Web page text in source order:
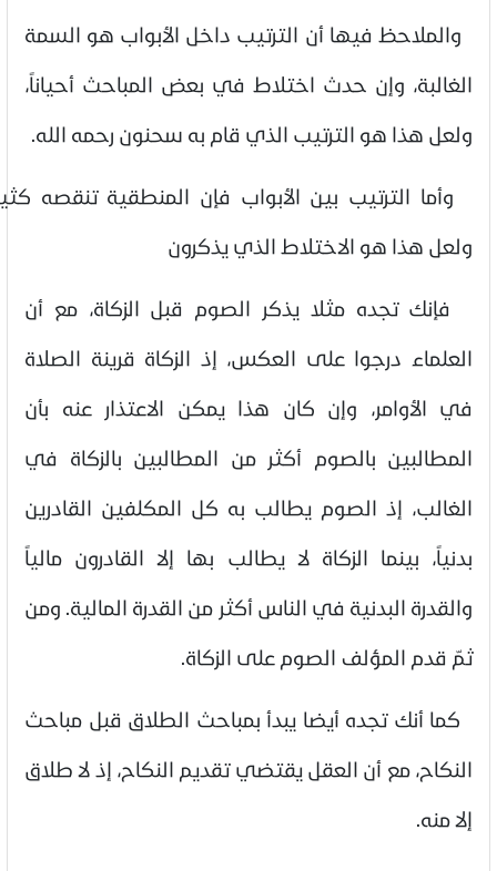
والملاحظ فيها أن الترتيب داخل الأبواب هو السمة
الغالبة، وإن حدث اختلاط في بعض المباحث أحياناً،
ولعل هذا هو الترتيب الذي قام به سحنون رحمه الله.
وأما الترتيب بين الأبواب فإن المنطقية تنقصه كثيراً،
ولعل هذا هو الاختلاط الذي يذكرون
فإنك تجده مثلا يذكر الصوم قبل الزكاة، مع أن
العلماء درجوا على العكس، إذ الزكاة قرينة الصلاة
في الأوامر، وإن كان هذا يمكن الاعتذار عنه بأن
المطالبين بالصوم أكثر من المطالبين بالزكاة في
الغالب، إذ الصوم يطالب به كل المكلفين القادرين
بدنياً، بينما الزكاة لا يطالب بها إلا القادرون مالياً
والقدرة البدنية في الناس أكثر من القدرة المالية. ومن
ثمّ قدم المؤلف الصوم على الزكاة.
كما أنك تجده أيضا يبدأ بمباحث الطلاق قبل مباحث
النكاح، مع أن العقل يقتضي تقديم النكاح، إذ لا طلاق
إلا منه.